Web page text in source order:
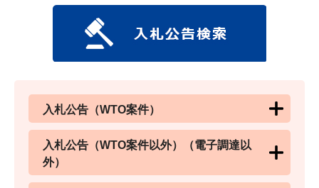
入札公告（WTO案件）
入札公告（WTO案件以外）（電子調達以
外）